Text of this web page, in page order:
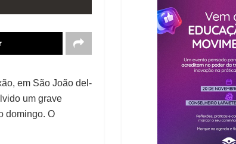
em São João del-
um grave
domingo. O